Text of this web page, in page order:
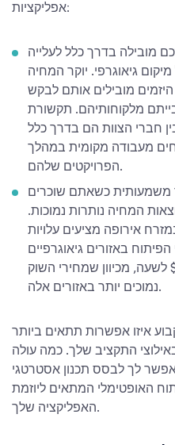
אפליקציות:
מובילה בדרך כלל לעלייה
גיאוגרפי. יוקר המחיה
מובילים אותם לבקש
מלקוחותיהם. תקשורת
חברי הצוות הם בדרך כלל
מעבודה מקומית במהלך
הפרויקטים שלהם.
משמעותית כשאתם שוכרים
המחיה נותרות נמוכות.
אירופה מציעים עלויות
הפיתוח באזורים גיאוגרפיים
מסוימים נעים בין $20 ל-$50 לשעה, מכיוון שמחירי השוק
נמוכים יותר באזורים אלה.
איזו אפשרות תתאים ביותר
התקציב שלך. כמה עולה
לך לבסס תכנון אסטרטגי
האופטימלי המתאים ליוזמת
האפליקציה שלך.